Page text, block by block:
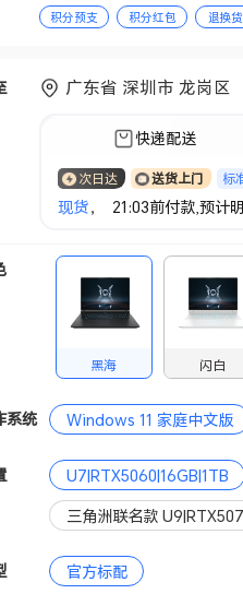
积分预支 积分红包 退换
广东省 深圳市 龙岗区
快递配送
次日达 送货上门 标
现货， 21:03前付款,预计
黑海 闪白
系统 Windows 11 家庭中文版
U7|RTX5060|16GB|1TB
三角洲联名款
官方标配